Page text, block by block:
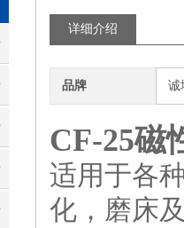
详细介绍
品牌 诚
CF-25磁
适用于各
化，磨床